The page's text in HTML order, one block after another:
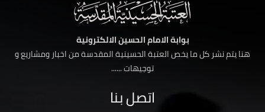
بوابة الامام الحسين الالكترونية
هنا يتم نشر كل ما يخص العتبة الحسينية المقدسة من اخبار ومشاريع و
توجيهات ......
اتصل بنا